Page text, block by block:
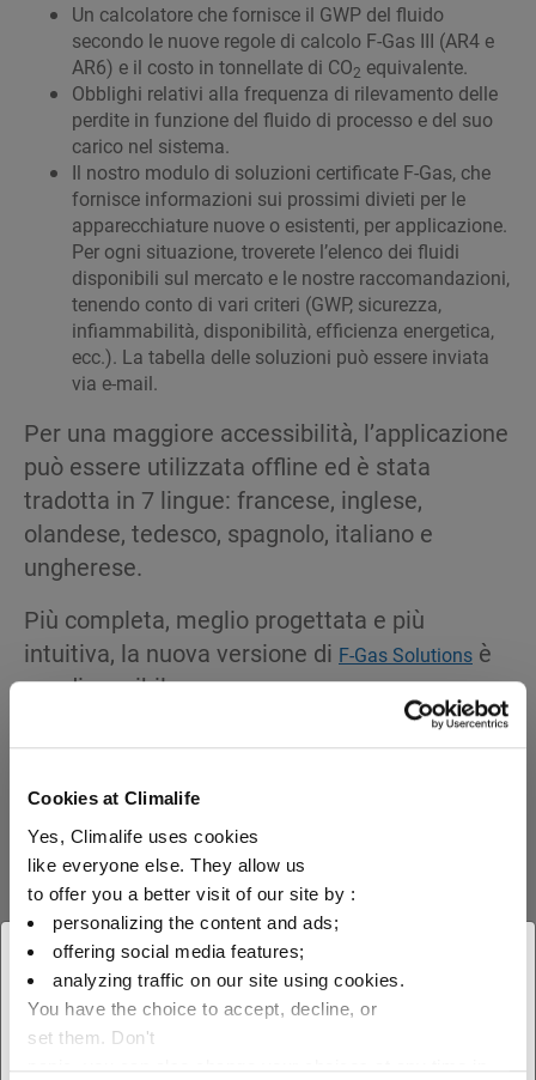
Cookies at Climalife
Yes, Climalife uses cookies
like everyone else. They allow us
to offer you a better visit of our site by :
personalizing the content and ads;
offering social media features;
analyzing traffic on our site using cookies.
You have the choice to accept, decline, or
set them. Don't
× Chiudi
Scegliete la vostra area
Un calcolatore che fornisce il GWP del fluido
secondo le nuove regole di calcolo F-Gas III (AR4 e
AR6) e il costo in tonnellate di CO2 equivalente.
Obblighi relativi alla frequenza di rilevamento delle
perdite in funzione del fluido di processo e del suo
carico nel sistema.
Il nostro modulo di soluzioni certificate F-Gas, che
fornisce informazioni sui prossimi divieti per le
apparecchiature nuove o esistenti, per applicazione.
Per ogni situazione, troverete l’elenco dei fluidi
disponibili sul mercato e le nostre raccomandazioni,
tenendo conto di vari criteri (GWP, sicurezza,
infiammabilità, disponibilità, efficienza energetica,
ecc.). La tabella delle soluzioni può essere inviata
via e-mail.
Per una maggiore accessibilità, l’applicazione
può essere utilizzata offline ed è stata
tradotta in 7 lingue: francese, inglese,
olandese, tedesco, spagnolo, italiano e
ungherese.
Più completa, meglio progettata e più
intuitiva, la nuova versione di F-Gas Solutions è
ora disponibile.
Per scaricarla:Apple StoreeGoogle play!